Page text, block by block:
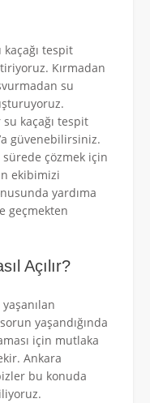
kaçağı tespit
Kırmadan
su
kaçağı tespit
güvenebilirsiniz.
çözmek için
ekibimizi
yardıma
geçmekten
Açılır?
yaşandığında
için mutlaka
Ankara
bu konuda